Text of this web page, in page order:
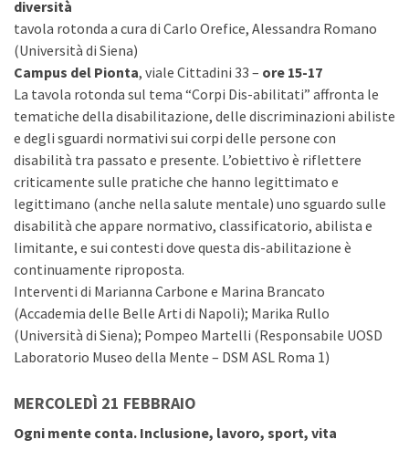
diversità
tavola rotonda a cura di Carlo Orefice, Alessandra Romano
(Università di Siena)
Campus del Pionta, viale Cittadini 33 – ore 15-17
La tavola rotonda sul tema “Corpi Dis-abilitati” affronta le
tematiche della disabilitazione, delle discriminazioni abiliste
e degli sguardi normativi sui corpi delle persone con
disabilità tra passato e presente. L’obiettivo è riflettere
criticamente sulle pratiche che hanno legittimato e
legittimano (anche nella salute mentale) uno sguardo sulle
disabilità che appare normativo, classificatorio, abilista e
limitante, e sui contesti dove questa dis-abilitazione è
continuamente riproposta.
Interventi di Marianna Carbone e Marina Brancato
(Accademia delle Belle Arti di Napoli); Marika Rullo
(Università di Siena); Pompeo Martelli (Responsabile UOSD
Laboratorio Museo della Mente – DSM ASL Roma 1)
MERCOLEDÌ 21 FEBBRAIO
Ogni mente conta. Inclusione, lavoro, sport, vita